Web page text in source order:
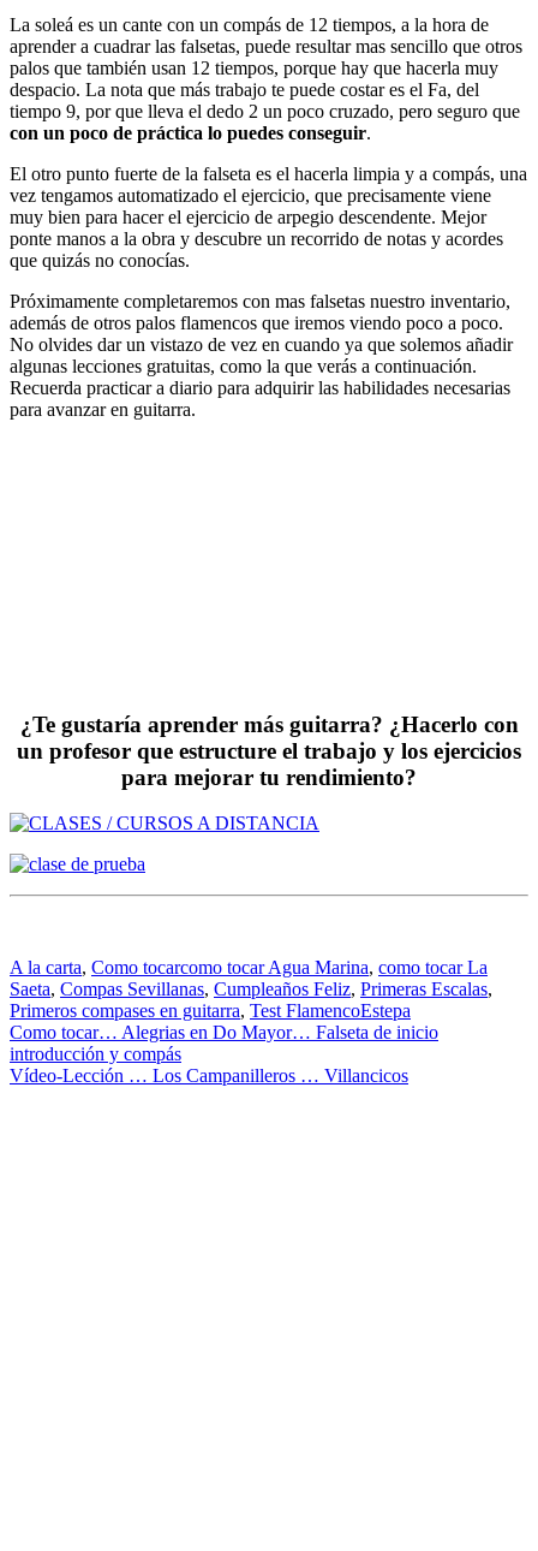
La soleá es un cante con un compás de 12 tiempos, a la hora de
aprender a cuadrar las falsetas, puede resultar mas sencillo que otros
palos que también usan 12 tiempos, porque hay que hacerla muy
despacio. La nota que más trabajo te puede costar es el Fa, del
tiempo 9, por que lleva el dedo 2 un poco cruzado, pero seguro que
con un poco de práctica lo puedes conseguir.
El otro punto fuerte de la falseta es el hacerla limpia y a compás, una
vez tengamos automatizado el ejercicio, que precisamente viene
muy bien para hacer el ejercicio de arpegio descendente. Mejor
ponte manos a la obra y descubre un recorrido de notas y acordes
que quizás no conocías.
Próximamente completaremos con mas falsetas nuestro inventario,
además de otros palos flamencos que iremos viendo poco a poco.
No olvides dar un vistazo de vez en cuando ya que solemos añadir
algunas lecciones gratuitas, como la que verás a continuación.
Recuerda practicar a diario para adquirir las habilidades necesarias
para avanzar en guitarra.
¿Te gustaría aprender más guitarra? ¿Hacerlo con
un profesor que estructure el trabajo y los ejercicios
para mejorar tu rendimiento?
A la carta, Como tocarcomo tocar Agua Marina, como tocar La
Saeta, Compas Sevillanas, Cumpleaños Feliz, Primeras Escalas,
Primeros compases en guitarra, Test FlamencoEstepa
Navegación
de
Como tocar… Alegrias en Do Mayor… Falseta de inicio
introducción y compás
Vídeo-Lección … Los Campanilleros … Villancicos